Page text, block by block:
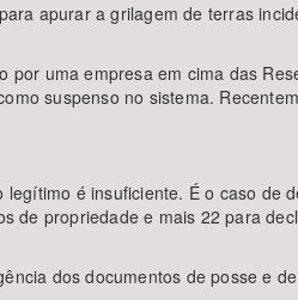
apurar a grilagem de terras
por uma empresa em cima das
suspenso no sistema.
é insuficiente. É o caso de
de propriedade e mais 22 para
dos documentos de posse e